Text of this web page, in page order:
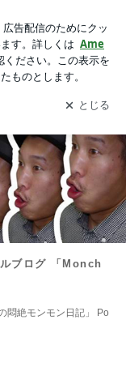
を受け取りまし
開く
ブログ 「Monch
悶絶モンモン日記」 Po